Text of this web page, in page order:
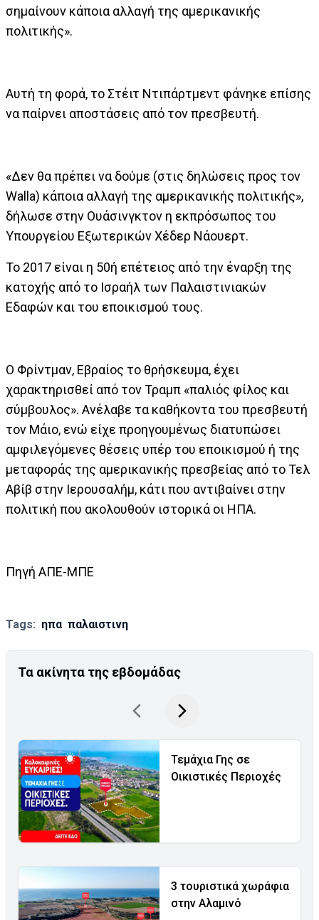
σημαίνουν κάποια αλλαγή της αμερικανικής
πολιτικής».
Αυτή τη φορά, το Στέιτ Ντιπάρτμεντ φάνηκε επίσης
να παίρνει αποστάσεις από τον πρεσβευτή.
«Δεν θα πρέπει να δούμε (στις δηλώσεις προς τον
Walla) κάποια αλλαγή της αμερικανικής πολιτικής»,
δήλωσε στην Ουάσινγκτον η εκπρόσωπος του
Υπουργείου Εξωτερικών Χέδερ Νάουερτ.
Το 2017 είναι η 50ή επέτειος από την έναρξη της
κατοχής από το Ισραήλ των Παλαιστινιακών
Εδαφών και του εποικισμού τους.
Ο Φρίντμαν, Εβραίος το θρήσκευμα, έχει
χαρακτηρισθεί από τον Τραμπ «παλιός φίλος και
σύμβουλος». Ανέλαβε τα καθήκοντα του πρεσβευτή
τον Μάιο, ενώ είχε προηγουμένως διατυπώσει
αμφιλεγόμενες θέσεις υπέρ του εποικισμού ή της
μεταφοράς της αμερικανικής πρεσβείας από το Τελ
Αβίβ στην Ιερουσαλήμ, κάτι που αντιβαίνει στην
πολιτική που ακολουθούν ιστορικά οι ΗΠΑ.
Πηγή ΑΠΕ-ΜΠΕ
Tags: ηπα παλαιστινη
Τα ακίνητα της εβδομάδας
Τεμάχια Γης σε
Οικιστικές Περιοχές
3 τουριστικά χωράφια
στην Αλαμινό